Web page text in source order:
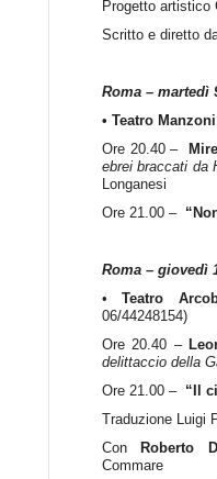
Progetto artistico
Scritto e diretto
Roma – martedì
• Teatro
Ore 20.40 –
ebrei braccati da
Longanesi
Ore 21.00 –
Roma – giovedì
•Teatro
06/44248154)
Ore 20.40 –
delittaccio della
Ore 21.00 – “Il
Traduzione Luigi
Con
Roberto
Commare